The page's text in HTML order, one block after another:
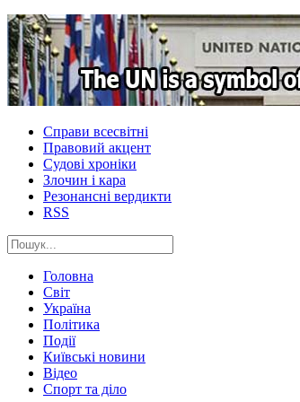
Справи всесвітні
Правовий акцент
Судові хроніки
Злочин і кара
Резонансні вердикти
RSS
Головна
Світ
Україна
Політика
Події
Київські новини
Відео
Спорт та діло